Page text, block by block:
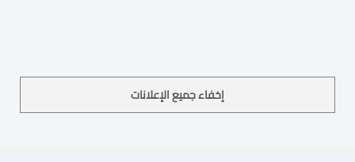
إخفاء جميع الإعلانات